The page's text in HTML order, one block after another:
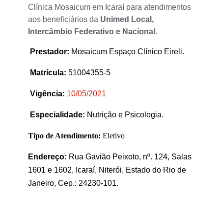
Clínica Mosaicum em Icaraí para atendimentos
aos beneficiários da Unimed Local,
Intercâmbio Federativo e Nacional .
Prestador: Mosaicum Espaço Clínico Eireli.
Matrícula: 51004355-5
Vigência: 10/05/2021
Especialidade: Nutrição e Psicologia.
Tipo de Atendimento: Eletivo
Endereço: Rua Gavião Peixoto, nº. 124, Salas
1601 e 1602, Icaraí, Niterói, Estado do Rio de
Janeiro, Cep.: 24230-101.